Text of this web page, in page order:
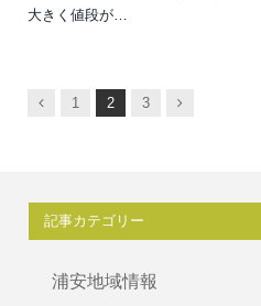
大きく値段が…
前
1 2 3
次
記事カテゴリー
浦安地域情報